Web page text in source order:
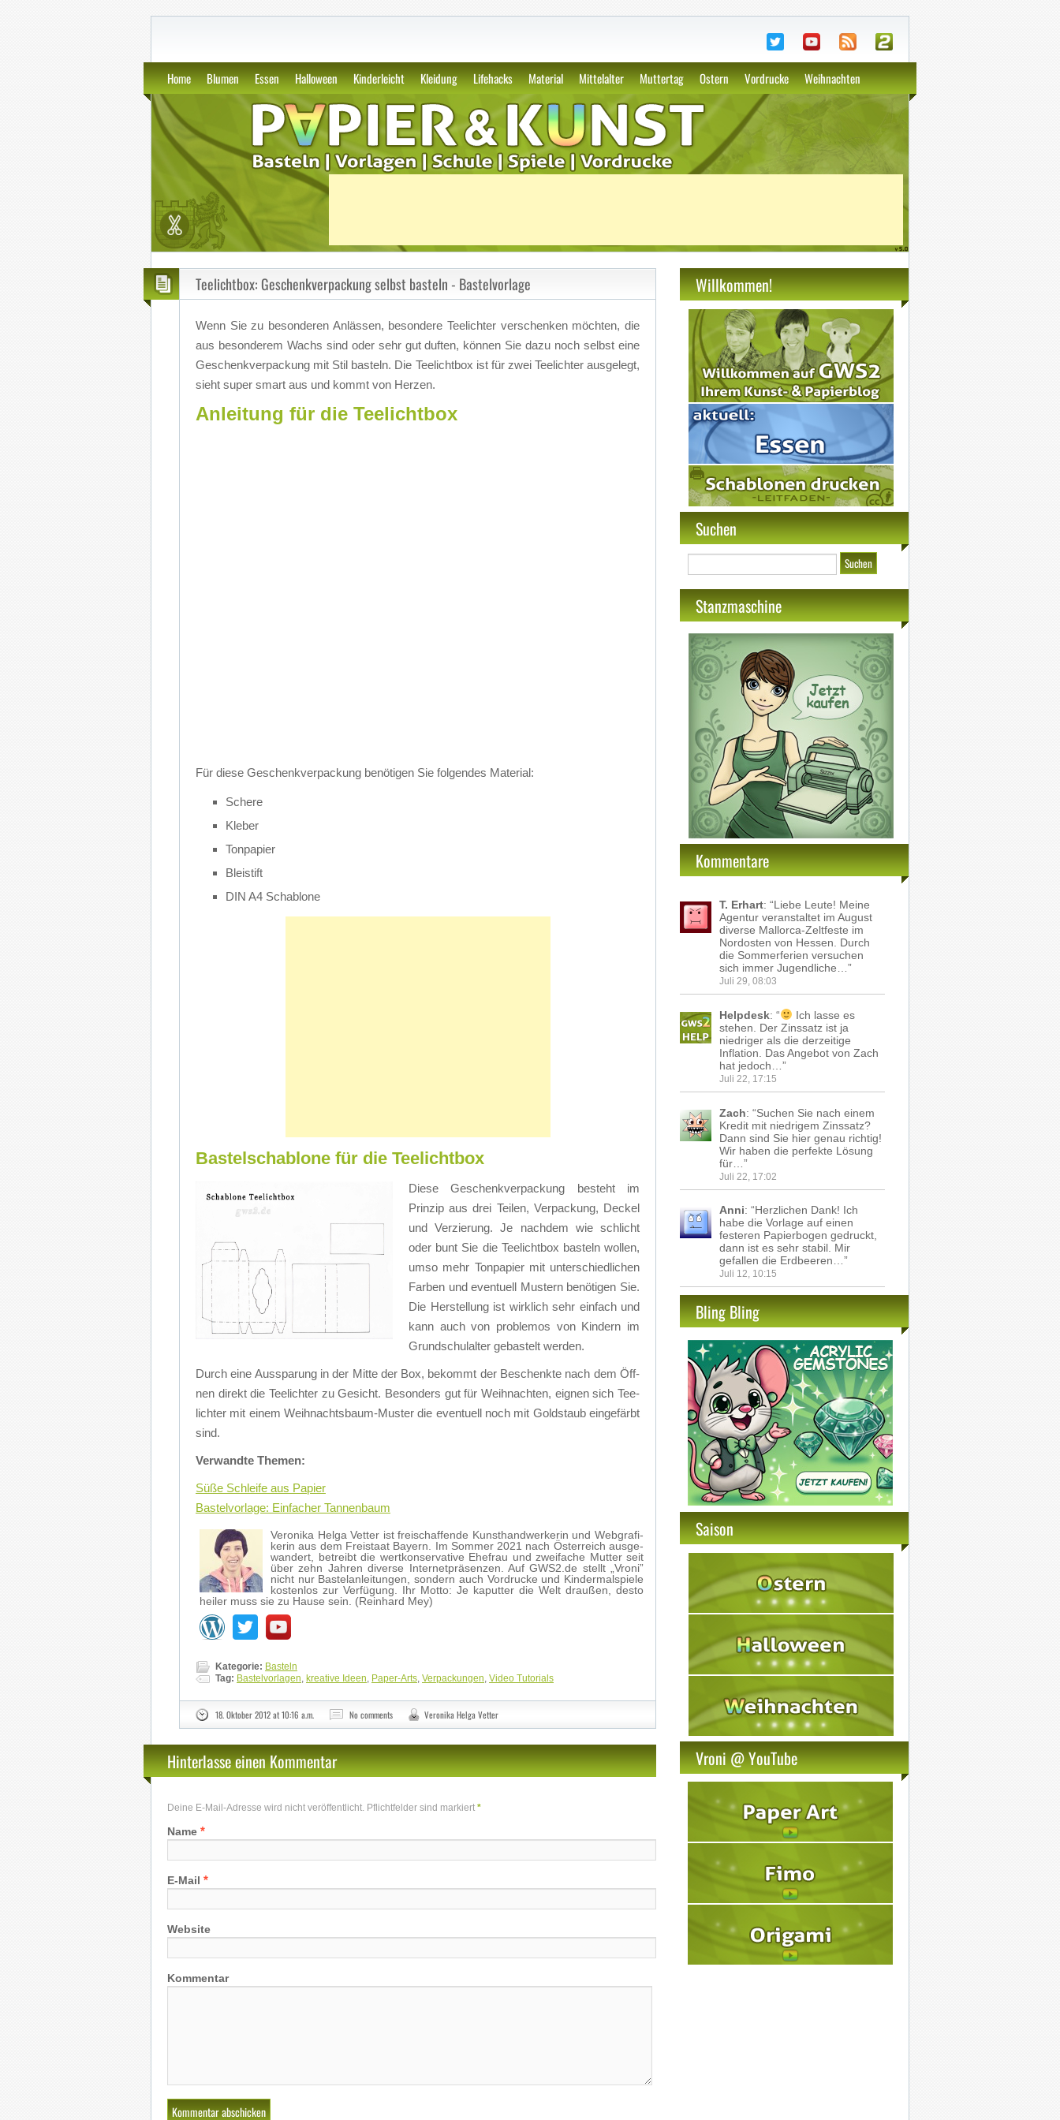
Home Blumen Essen Halloween Kinderleicht Kleidung Lifehacks Material Mittelalter Muttertag Ostern Vordrucke Weihnachten
Teelichtbox: Geschenkverpackung selbst basteln - Bastelvorlage
Wenn Sie zu be­son­de­ren An­läs­sen, be­son­de­re Tee­lich­ter ver­schen­ken möch­ten, die
aus be­son­de­rem Wachs sind oder sehr gut duf­ten, kön­nen Sie dazu noch selbst eine
Ge­schenk­ver­pa­ckung mit Stil bas­teln. Die Tee­licht­box ist für zwei Tee­lich­ter aus­ge­legt,
sieht su­per smart aus und kommt von Her­zen.
Anleitung für die Teelichtbox
Für die­se Ge­schenk­ver­pa­ckung be­nö­ti­gen Sie fol­gen­des Ma­te­ri­al:
Sche­re
Kle­ber
Ton­pa­pier
Blei­stift
DIN A4 Scha­blo­ne
Bastelschablone für die Teelichtbox
Die­se Ge­schenk­ver­pa­ckung be­steht im
Prin­zip aus drei Tei­len, Ver­pa­ckung, De­ckel
und Ver­zie­rung. Je nach­dem wie schlicht
oder bunt Sie die Tee­licht­box bas­teln wol­len,
umso mehr Ton­pa­pier mit un­ter­schied­li­chen
Far­ben und even­tu­ell Mus­tern be­nö­ti­gen Sie.
Die Her­stel­lung ist wirk­lich sehr ein­fach und
kann auch von pro­ble­mos von Kin­dern im
Grund­schul­al­ter ge­bas­telt wer­den.
Durch eine Aus­spa­rung in der Mit­te der Box, be­kommt der Be­schenk­te nach dem Öff­
nen di­rekt die Tee­lich­ter zu Ge­sicht. Be­son­ders gut für Weih­nach­ten, eig­nen sich Tee­
lich­ter mit ei­nem Weihnachtsbaum-Muster die even­tu­ell noch mit Gold­staub ein­ge­färbt
sind.
Ver­wand­te The­men:
Süße Schlei­fe aus Pa­pier
Bas­tel­vor­la­ge: Ein­fa­cher Tan­nen­baum
Ve­ro­ni­ka Hel­ga Vet­ter ist frei­schaf­fen­de Kunst­hand­wer­ke­rin und Web­gra­fi­
ke­rin aus dem Frei­staat Bay­ern. Im Som­mer 2021 nach Ös­ter­reich aus­ge­
wan­dert, be­treibt die wert­kon­ser­va­ti­ve Ehe­frau und zwei­fa­che Mut­ter seit
über zehn Jah­ren di­ver­se In­ter­net­prä­sen­zen. Auf GWS2.de stellt „Vro­ni”
nicht nur Bas­tel­an­lei­tun­gen, son­dern auch Vor­dru­cke und Kin­der­mal­spie­le
kos­ten­los zur Ver­fü­gung. Ihr Mot­to: Je ka­put­ter die Welt drau­ßen, des­to
hei­ler muss sie zu Hau­se sein. (Rein­hard Mey)
Kategorie: Basteln
Tag: Bastelvorlagen, kreative Ideen, Paper-Arts, Verpackungen, Video Tutorials
18. Oktober 2012 at 10:16 a.m. No comments Veronika Helga Vetter
Hinterlasse einen Kommentar
Deine E-Mail-Adresse wird nicht veröffentlicht. Pflichtfelder sind markiert *
Name *
E-Mail *
Website
Kommentar
Willkommen!
Suchen
Stanzmaschine
Kommentare
T. Erhart: “Liebe Leute! Meine
Agentur veranstaltet im August
diverse Mallorca-Zeltfeste im
Nordosten von Hessen. Durch
die Sommerferien versuchen
sich immer Jugendliche… ”
Juli 29, 08:03
Helpdesk: “
Ich lasse es
stehen. Der Zinssatz ist ja
niedriger als die derzeitige
Inflation. Das Angebot von Zach
hat jedoch… ”
Juli 22, 17:15
Zach: “Suchen Sie nach einem
Kredit mit niedrigem Zinssatz?
Dann sind Sie hier genau richtig!
Wir haben die perfekte Lösung
für… ”
Juli 22, 17:02
Anni: “Herzlichen Dank! Ich
habe die Vorlage auf einen
festeren Papierbogen gedruckt,
dann ist es sehr stabil. Mir
gefallen die Erdbeeren…”
Juli 12, 10:15
Bling Bling
Saison
Vroni @ YouTube